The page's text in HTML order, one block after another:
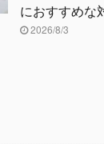
におすすめな
2026/8/3